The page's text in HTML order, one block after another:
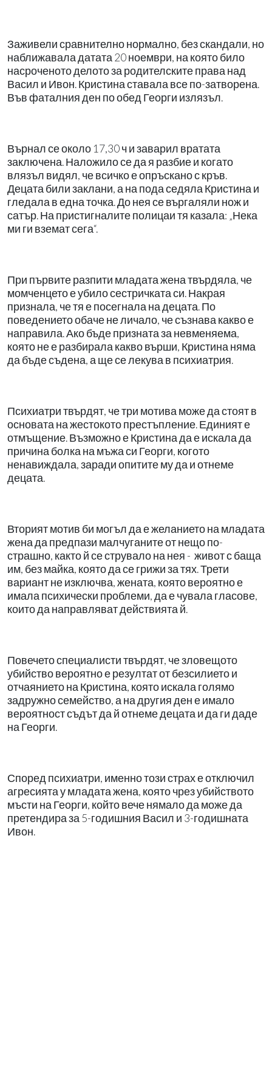
Заживели сравнително нормално, без скандали, но
наближавала датата 20 ноември, на която било
насроченото делото за родителските права над
Васил и Ивон. Кристина ставала все по-затворена.
Във фаталния ден по обед Георги излязъл.
Върнал се около 17,30 ч и заварил вратата
заключена. Наложило се да я разбие и когато
влязъл видял, че всичко е опръскано с кръв.
Децата били заклани, а на пода седяла Кристина и
гледала в една точка. До нея се въргаляли нож и
сатър. На пристигналите полицаи тя казала: „Нека
ми ги вземат сега“.
При първите разпити младата жена твърдяла, че
момченцето е убило сестричката си. Накрая
признала, че тя е посегнала на децата. По
поведението обаче не личало, че съзнава какво е
направила. Ако бъде призната за невменяема,
която не е разбирала какво върши, Кристина няма
да бъде съдена, а ще се лекува в психиатрия.
Психиатри твърдят, че три мотива може да стоят в
основата на жестокото престъпление. Единият е
отмъщение. Възможно е Кристина да е искала да
причина болка на мъжа си Георги, когото
ненавиждала, заради опитите му да и отнеме
децата.
Вторият мотив би могъл да е желанието на младата
жена да предпази малчуганите от нещо по-
страшно, както й се струвало на нея - живот с баща
им, без майка, която да се грижи за тях. Трети
вариант не изключва, жената, която вероятно е
имала психически проблеми, да е чувала гласове,
които да направляват действията й.
Повечето специалисти твърдят, че зловещото
убийство вероятно е резултат от безсилието и
отчаянието на Кристина, която искала голямо
задружно семейство, а на другия ден е имало
вероятност съдът да й отнеме децата и да ги даде
на Георги.
Според психиатри, именно този страх е отключил
агресията у младата жена, която чрез убийството
мъсти на Георги, който вече нямало да може да
претендира за 5-годишния Васил и 3-годишната
Ивон.